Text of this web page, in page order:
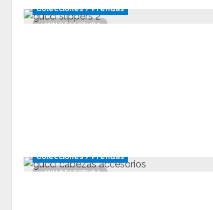
1 MIN DE LECTURA
Colecciones / Prendas
1 MIN DE LECTURA
Colecciones / Prendas